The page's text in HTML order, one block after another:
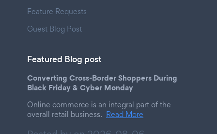
Feature Requests
Guest Blog Post
Featured Blog post
Converting Cross-Border Shoppers During
Black Friday & Cyber Monday
Online commerce is an integral part of the
overall retail business. Read More